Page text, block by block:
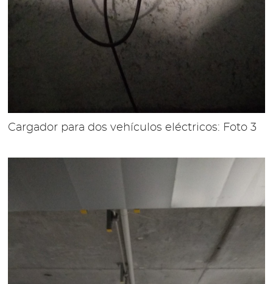
Cargador para dos vehículos eléctricos: Foto 3